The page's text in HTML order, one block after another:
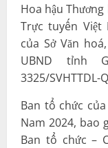
Hoa hậu
Trực tuyến Việt
của Sở Văn
UBND tỉnh
3325/SVHTTDL-
Ban tổ chức
Nam 2024, bao
Ban tổ chức –